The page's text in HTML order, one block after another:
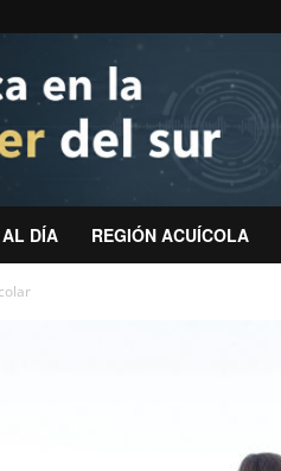
DÍA REGIÓN ACUÍCOLA